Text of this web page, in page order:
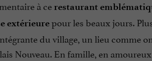
à cerestaurant
extérieurepour les beaux jours.
du village, un lieu comme
Nouveau. En famille, en